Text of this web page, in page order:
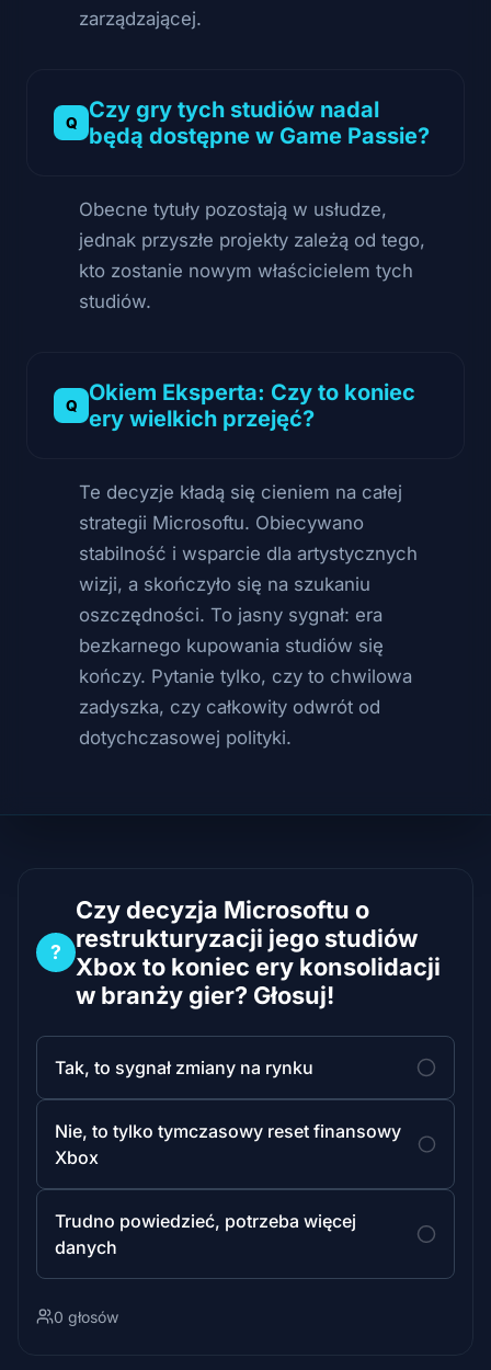
zarządzającej.
Czy gry tych studiów nadal
będą dostępne w Game Passie?
Obecne tytuły pozostają w usłudze,
jednak przyszłe projekty zależą od tego,
kto zostanie nowym właścicielem tych
studiów.
Okiem Eksperta: Czy to koniec
ery wielkich przejęć?
Te decyzje kładą się cieniem na całej
strategii Microsoftu. Obiecywano
stabilność i wsparcie dla artystycznych
wizji, a skończyło się na szukaniu
oszczędności. To jasny sygnał: era
bezkarnego kupowania studiów się
kończy. Pytanie tylko, czy to chwilowa
zadyszka, czy całkowity odwrót od
dotychczasowej polityki.
?
Czy decyzja Microsoftu o
restrukturyzacji jego studiów
Xbox to koniec ery konsolidacji
w branży gier? Głosuj!
Tak, to sygnał zmiany na rynku
Nie, to tylko tymczasowy reset finansowy
Xbox
Trudno powiedzieć, potrzeba więcej
danych
0 głosów